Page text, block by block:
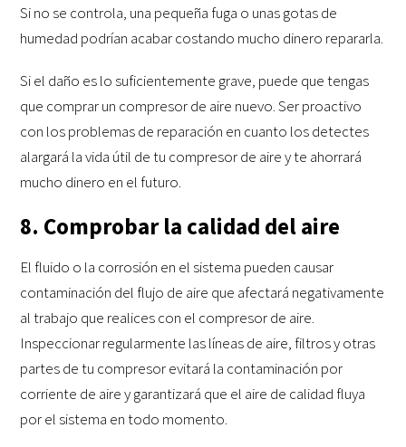
Si no se controla, una pequeña fuga o unas gotas de
humedad podrían acabar costando mucho dinero repararla.
Si el daño es lo suficientemente grave, puede que tengas
que comprar un compresor de aire nuevo. Ser proactivo
con los problemas de reparación en cuanto los detectes
alargará la vida útil de tu compresor de aire y te ahorrará
mucho dinero en el futuro.
8. Comprobar la calidad del aire
El fluido o la corrosión en el sistema pueden causar
contaminación del flujo de aire que afectará negativamente
al trabajo que realices con el compresor de aire.
Inspeccionar regularmente las líneas de aire, filtros y otras
partes de tu compresor evitará la contaminación por
corriente de aire y garantizará que el aire de calidad fluya
por el sistema en todo momento.